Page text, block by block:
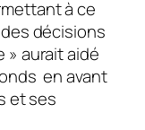
à ce
décisions
» aurait aidé
en avant
et ses